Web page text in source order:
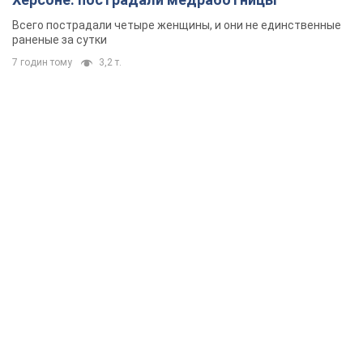
Всего пострадали четыре женщины, и они не единственные
раненые за сутки
7 годин тому 3,2 т.